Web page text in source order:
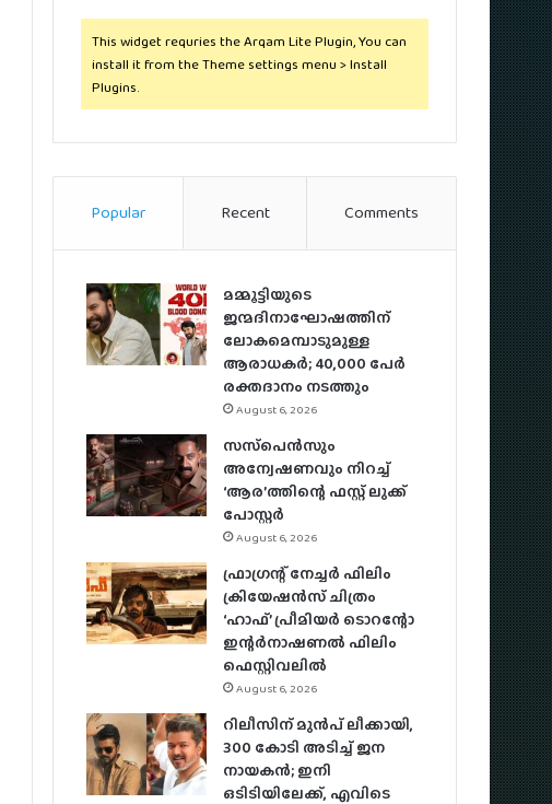
This widget requries the Arqam Lite Plugin, You can
install it from the Theme settings menu > Install
Plugins.
Popular Recent Comments
മമ്മൂട്ടിയുടെ
ജന്മദിനാഘോഷത്തിന്
ലോകമെമ്പാടുമുള്ള
ആരാധകര്‍; 40,000 പേര്‍
രക്തദാനം നടത്തും
August 6, 2026
സസ്‌പെന്‍സും
അന്വേഷണവും നിറച്ച്
‘ആര’ത്തിന്റെ ഫസ്റ്റ് ലുക്ക്
പോസ്റ്റര്‍
August 6, 2026
ഫ്രാഗ്രന്റ് നേച്ചര്‍ ഫിലിം
ക്രിയേഷന്‍സ് ചിത്രം
‘ഹാഫ്’ പ്രീമിയര്‍ ടൊറന്റോ
ഇന്റര്‍നാഷണല്‍ ഫിലിം
ഫെസ്റ്റിവലില്‍
August 6, 2026
റിലീസിന് മുൻപ് ലീക്കായി,
300 കോടി അടിച്ച് ജന
നായകൻ; ഇനി
ഒടിടിയിലേക്ക്, എവിടെ